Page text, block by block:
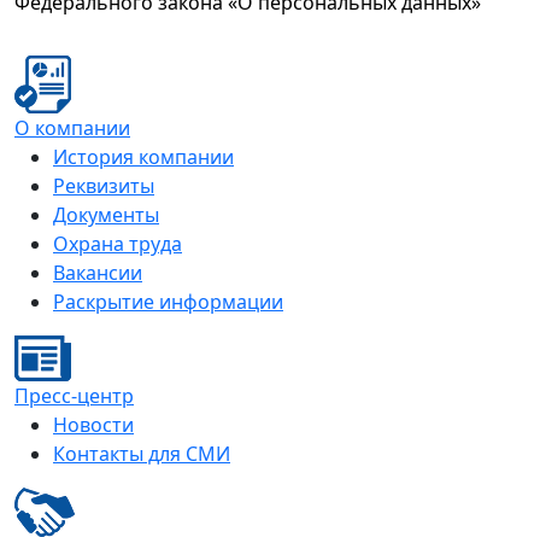
О компании
История компании
Реквизиты
Документы
Охрана труда
Вакансии
Раскрытие информации
Пресс-центр
Новости
Контакты для СМИ